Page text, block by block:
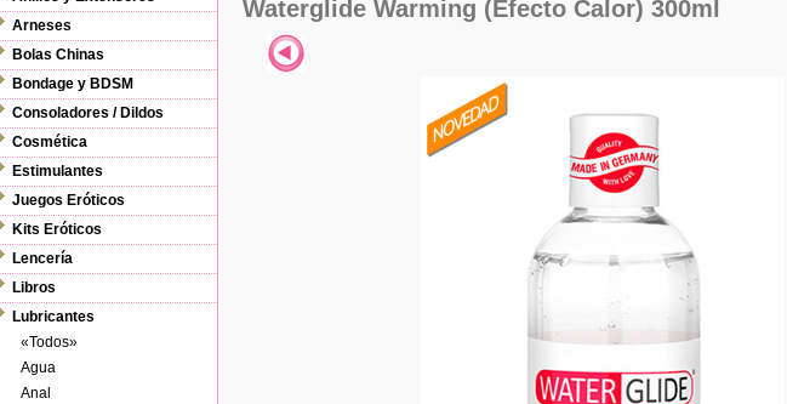
Arneses
Bolas Chinas
Bondage y BDSM
Consoladores / Dildos
Cosmética
Estimulantes
Juegos Eróticos
Kits Eróticos
Lencería
Libros
Lubricantes
«Todos»
Agua
Anal
Waterglide Warming (Efecto Calor) 300ml